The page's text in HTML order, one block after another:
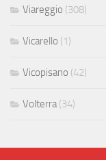
Viareggio (308)
Vicarello (1)
Vicopisano (42)
Volterra (34)